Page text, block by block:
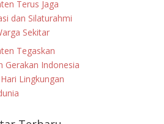
Terus Jaga
dan Silaturahmi
Sekitar
Tegaskan
Gerakan Indonesia
Lingkungan